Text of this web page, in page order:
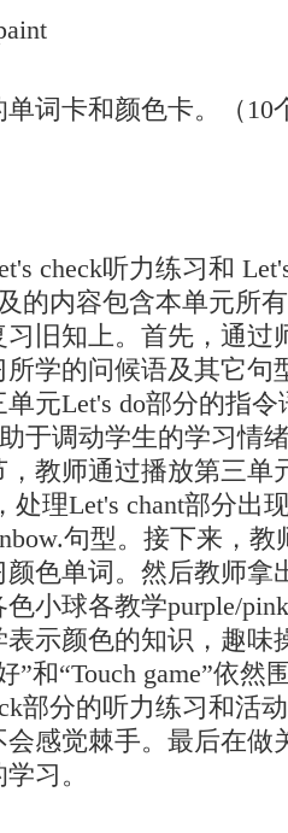
词卡和颜色卡。（10
check听力练习和
的内容包含本单元所
旧知上。首先，通过
学的问候语及其它句
元Let's do部分的指
助于调动学生的学习情
教师通过播放第三单
处理Let's chant部分出
句型。接下来，
颜色单词。然后教师拿
小球各教学purple/
示颜色的知识，趣味
”和“Touch game”依然
部分的听力练习和活
感觉棘手。最后在做
习。